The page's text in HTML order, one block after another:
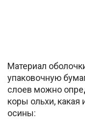
Материал
упаковочную
слоев можно
коры ольхи, какая
осины: